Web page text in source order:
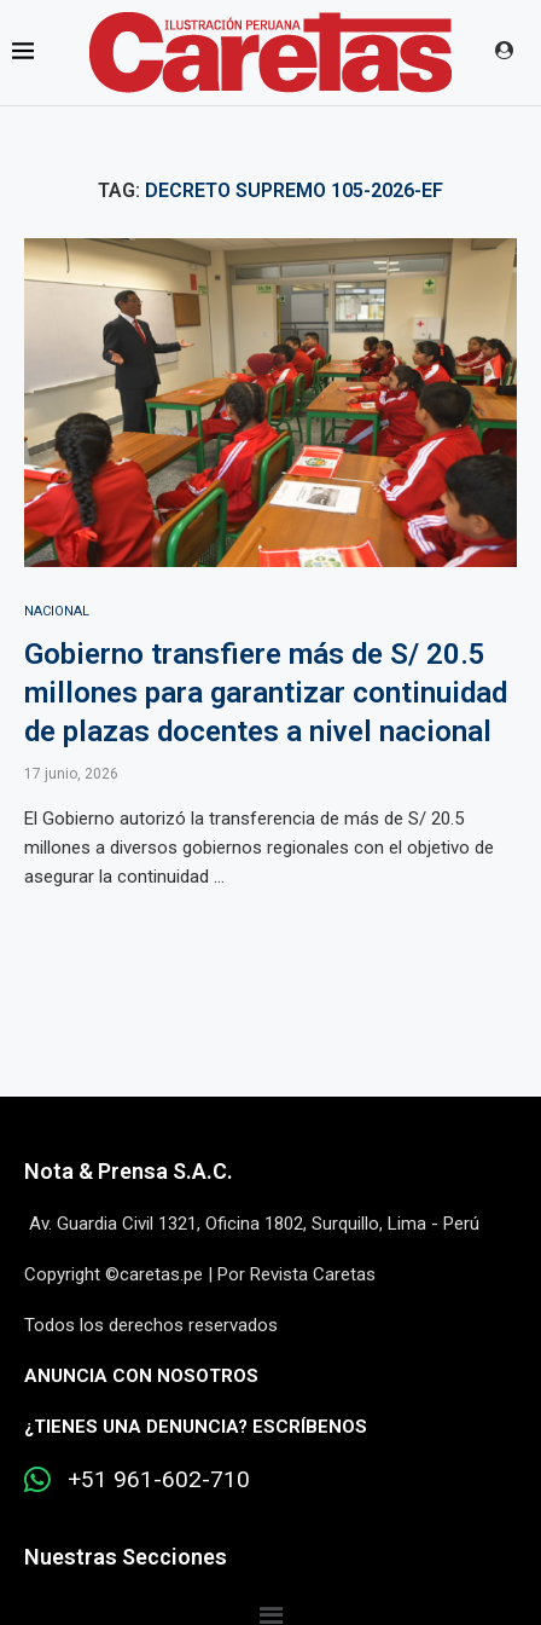
TAG: DECRETO SUPREMO 105-2026-EF
NACIONAL
Gobierno transfiere más de S/ 20.5
millones para garantizar continuidad
de plazas docentes a nivel nacional
17 junio, 2026
El Gobierno autorizó la transferencia de más de S/ 20.5
millones a diversos gobiernos regionales con el objetivo de
asegurar la continuidad ...
Nota & Prensa S.A.C.
Av. Guardia Civil 1321, Oficina 1802, Surquillo, Lima - Perú
Copyright ©caretas.pe | Por Revista Caretas
Todos los derechos reservados
ANUNCIA CON NOSOTROS
¿TIENES UNA DENUNCIA? ESCRÍBENOS
+51 961-602-710
Nuestras Secciones